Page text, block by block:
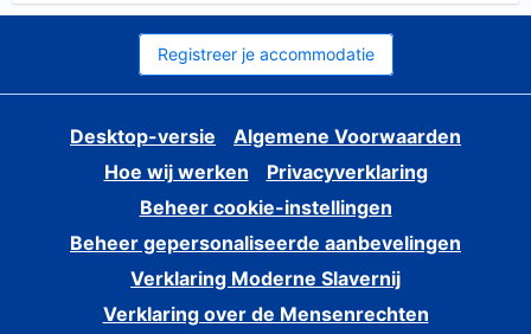
Registreer je accommodatie
Desktop-versie
Algemene Voorwaarden
Hoe wij werken
Privacyverklaring
Beheer cookie-instellingen
Beheer gepersonaliseerde aanbevelingen
Verklaring Moderne Slavernij
Verklaring over de Mensenrechten